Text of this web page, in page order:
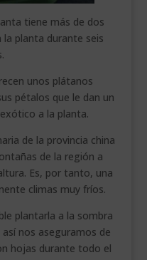
tiene más de dos
la planta durante seis
unos plátanos
pétalos que le dan un
a la planta.
de la provincia china
de la región a
Es, por tanto, una
climas muy fríos.
plantarla a la sombra
nos aseguramos de
hojas durante todo el